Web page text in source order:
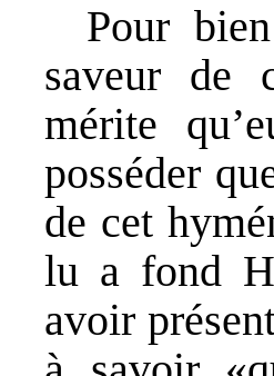
Pour
saveur de
mérite
posséder
de cet
lu a fond
avoir